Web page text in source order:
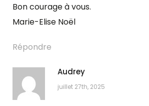
Bon courage à vous.
Marie-Elise Noël
Répondre
Audrey
juillet 27th, 2025